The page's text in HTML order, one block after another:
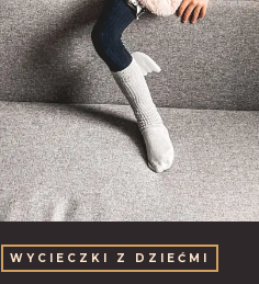
WYCIECZKI Z DZIEĆMI